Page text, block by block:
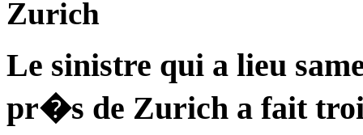
Zurich
Le sinistre qui a lieu
pr�s de Zurich a fait